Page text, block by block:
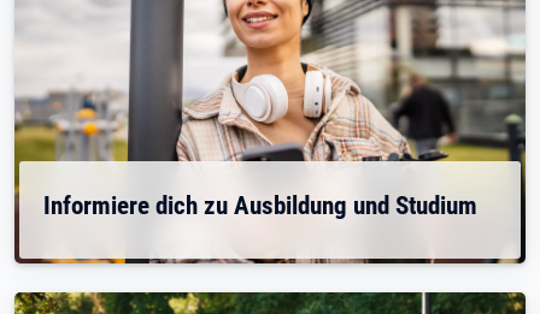
Informiere dich zu Ausbildung und Studium